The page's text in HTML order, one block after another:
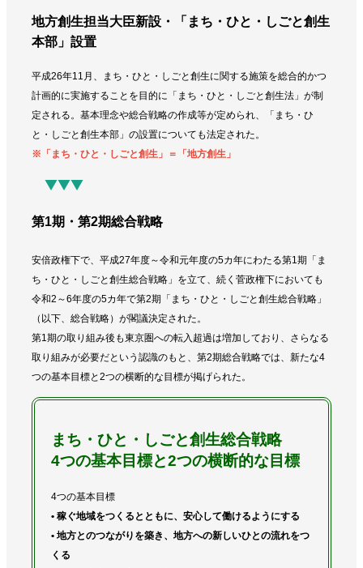
地方創生担当大臣新設・「まち・ひと・しごと創生
本部」設置
平成26年11月、まち・ひと・しごと創生に関する施策を総合的かつ
計画的に実施することを目的に「まち・ひと・しごと創生法」が制
定される。基本理念や総合戦略の作成等が定められ、「まち・ひ
と・しごと創生本部」の設置についても法定された。
※「まち・ひと・しごと創生」＝「地方創生」
▼▼▼
第1期・第2期総合戦略
安倍政権下で、平成27年度～令和元年度の5カ年にわたる第1期「ま
ち・ひと・しごと創生総合戦略」を立て、続く菅政権下においても
令和2～6年度の5カ年で第2期「まち・ひと・しごと創生総合戦略」
（以下、総合戦略）が閣議決定された。
第1期の取り組み後も東京圏への転入超過は増加しており、さらなる
取り組みが必要だという認識のもと、第2期総合戦略では、新たな4
つの基本目標と2つの横断的な目標が掲げられた。
まち・ひと・しごと創生総合戦略
4つの基本目標と2つの横断的な目標
4つの基本目標
• 稼ぐ地域をつくるとともに、安心して働けるようにする
• 地方とのつながりを築き、地方への新しいひとの流れをつ
くる